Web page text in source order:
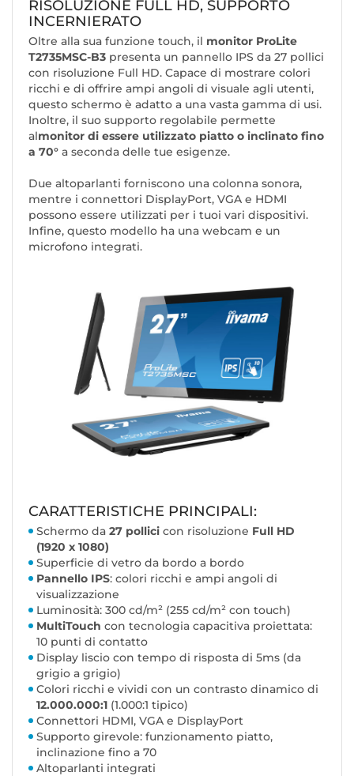
RISOLUZIONE FULL HD, SUPPORTO
INCERNIERATO
Oltre alla sua funzione touch, il monitor ProLite
T2735MSC-B3 presenta un pannello IPS da 27 pollici
con risoluzione Full HD. Capace di mostrare colori
ricchi e di offrire ampi angoli di visuale agli utenti,
questo schermo è adatto a una vasta gamma di usi.
Inoltre, il suo supporto regolabile permette
almonitor di essere utilizzato piatto o inclinato fino
a 70° a seconda delle tue esigenze.
Due altoparlanti forniscono una colonna sonora,
mentre i connettori DisplayPort, VGA e HDMI
possono essere utilizzati per i tuoi vari dispositivi.
Infine, questo modello ha una webcam e un
microfono integrati.
CARATTERISTICHE PRINCIPALI:
Schermo da 27 pollici con risoluzione Full HD
(1920 x 1080)
Superficie di vetro da bordo a bordo
Pannello IPS: colori ricchi e ampi angoli di
visualizzazione
Luminosità: 300 cd/m² (255 cd/m² con touch)
MultiTouch con tecnologia capacitiva proiettata:
10 punti di contatto
Display liscio con tempo di risposta di 5ms (da
grigio a grigio)
Colori ricchi e vividi con un contrasto dinamico di
12.000.000:1 (1.000:1 tipico)
Connettori HDMI, VGA e DisplayPort
Supporto girevole: funzionamento piatto,
inclinazione fino a 70
Altoparlanti integrati